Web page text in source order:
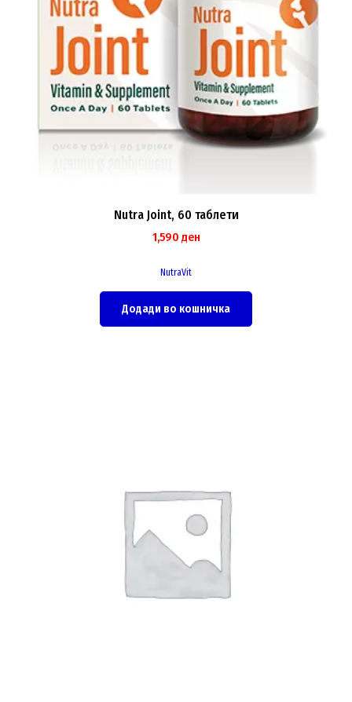
Nutra Joint, 60 таблети
1,590 ден
NutraVit
Додади во кошничка